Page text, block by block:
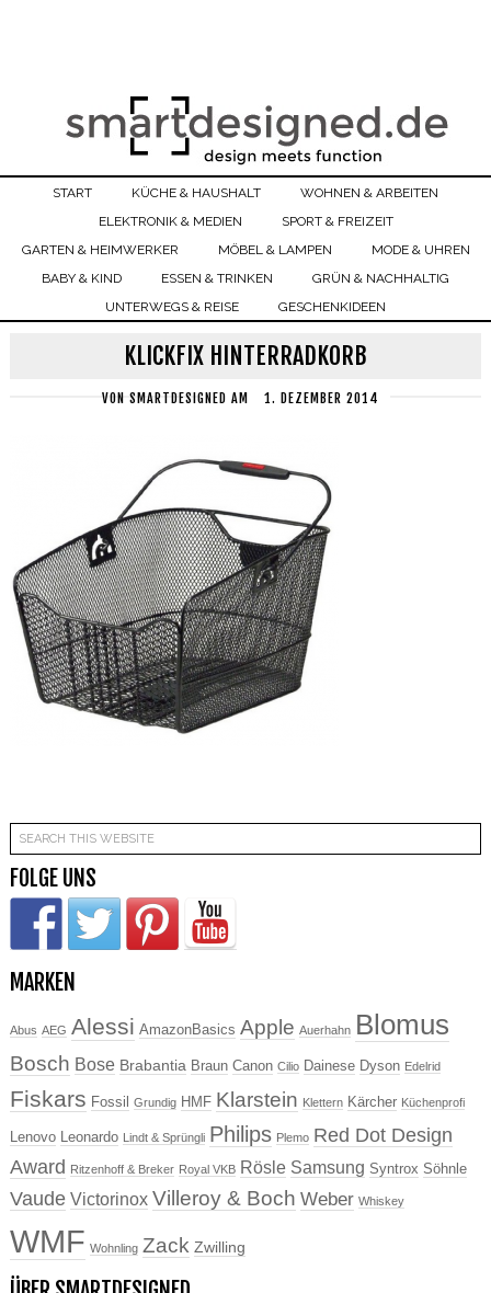
START KÜCHE & HAUSHALT
WOHNEN & ARBEITEN
ELEKTRONIK & MEDIEN
SPORT & FREIZEIT
GARTEN & HEIMWERKER
MÖBEL & LAMPEN
MODE & UHREN
BABY & KIND
ESSEN & TRINKEN
GRÜN & NACHHALTIG
UNTERWEGS & REISE
GESCHENKIDEEN
KLICKFIX HINTERRADKORB
VON SMARTDESIGNED AM 1. DEZEMBER 2014
FOLGE UNS
MARKEN
Abus AEG Alessi AmazonBasics Apple Auerhahn Blomus
Bosch Bose Brabantia Braun Canon Cilio Dainese Dyson Edelrid
Fiskars Fossil Grundig HMF Klarstein Klettern Kärcher Küchenprofi
Lenovo Leonardo Lindt & Sprüngli Philips Plemo Red Dot Design
Award Ritzenhoff & Breker Royal VKB Rösle Samsung Syntrox Söhnle
Vaude Victorinox Villeroy & Boch Weber Whiskey
WMF Wohnling Zack Zwilling